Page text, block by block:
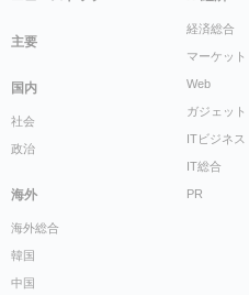
主要
国内
社会
政治
海外
海外総合
韓国
中国
経済総合
マーケット
Web
ガジェット
ITビジネス
IT総合
PR